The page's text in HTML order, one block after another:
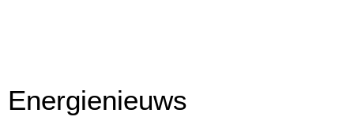
Energienieuws